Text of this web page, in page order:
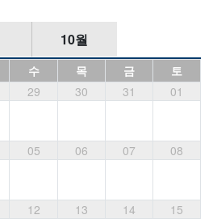
10월
수 목 금
토
29 30 31 01
05 06 07 08
12 13 14 15